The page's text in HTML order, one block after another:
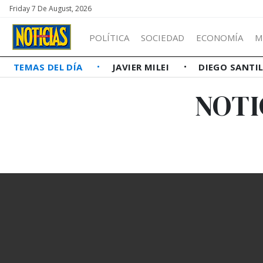
Friday 7 De August, 2026
POLÍTICA SOCIEDAD ECONOMÍA
TEMAS DEL DÍA JAVIER MILEI DIEGO